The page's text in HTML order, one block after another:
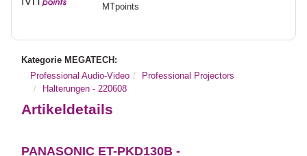
MTpoints
Kategorie MEGATECH:
Professional Audio-Video
Professional Projectors
Halterungen - 220608
Artikeldetails
PANASONIC ET-PKD130B -